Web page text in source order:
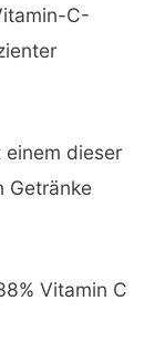
C-
einem dieser
Getränke
Vitamin C